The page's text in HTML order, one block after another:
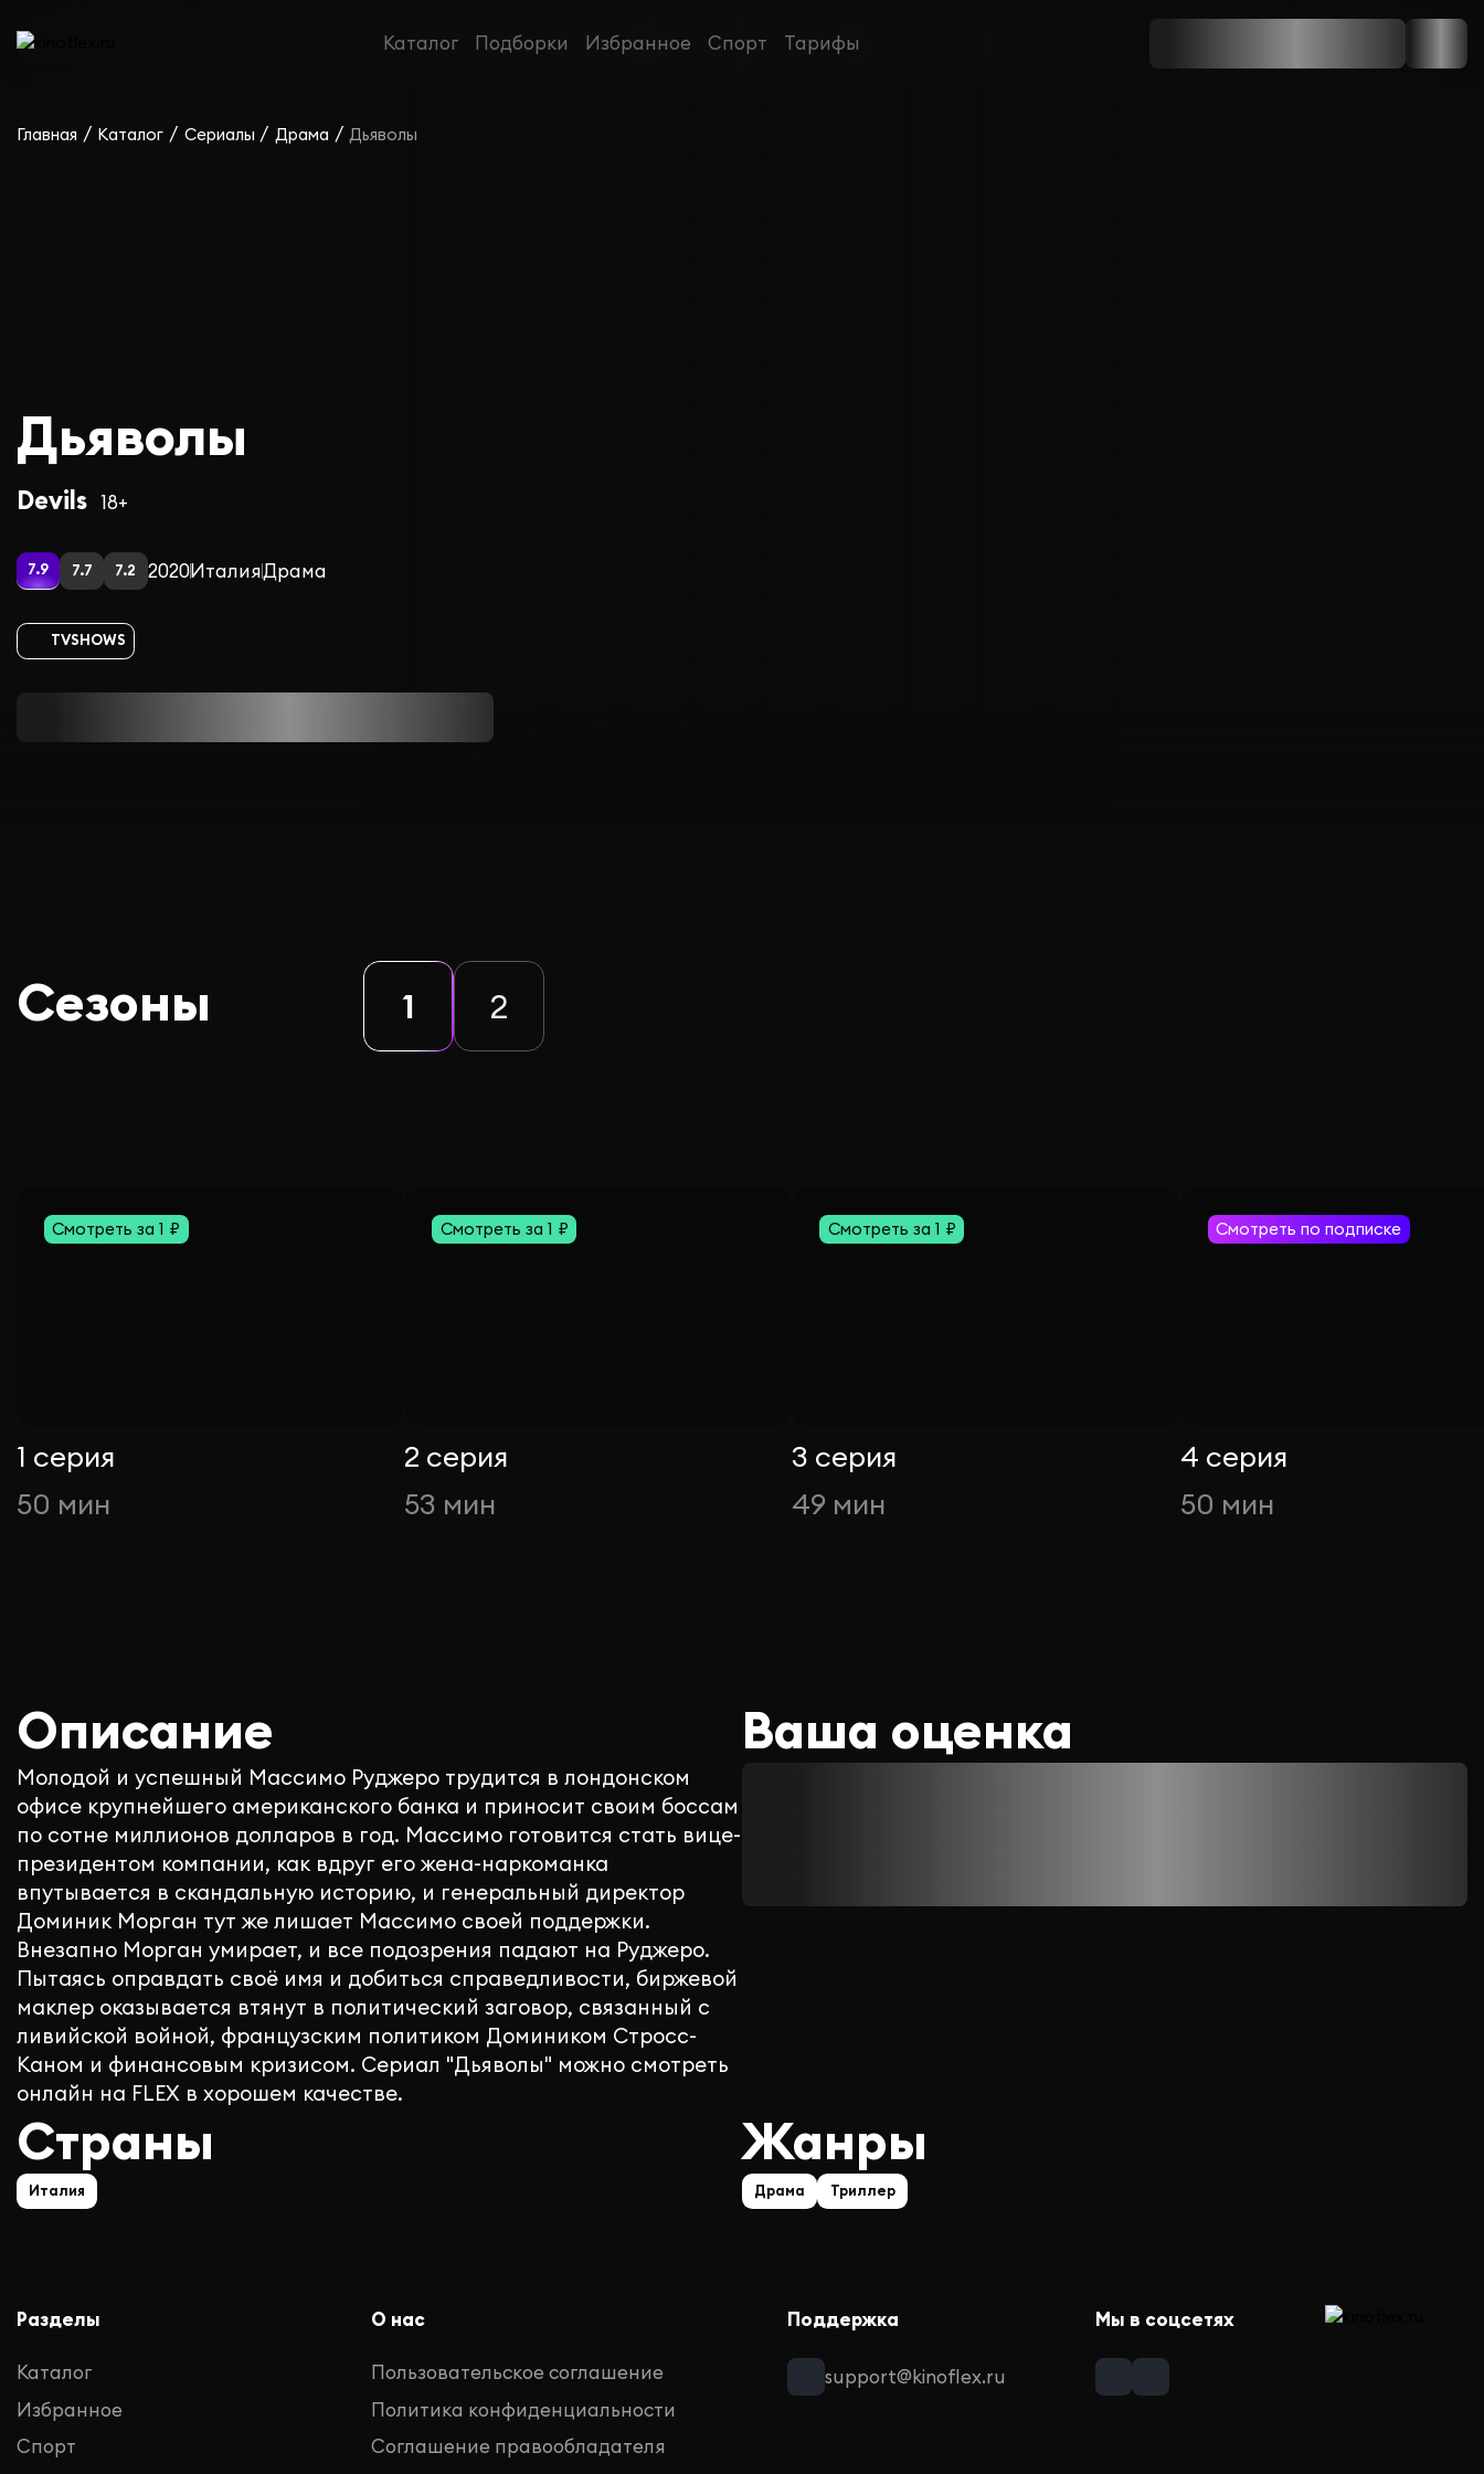
Каталог Подборки Избранное Спорт Тарифы
Главная / Каталог / Сериалы / Драма / Дьяволы
Дьяволы
Devils 18+
7.9 7.7 7.2 2020ИталияДрама
TVSHOWS
Сезоны 1 2
Смотреть за 1 ₽
1 серия
50 мин
Смотреть за 1 ₽
2 серия
53 мин
Смотреть за 1 ₽
3 серия
49 мин
Смотреть по подписке
4 серия
50 мин
Описание
Молодой и успешный Массимо Руджеро трудится в лондонском
офисе крупнейшего американского банка и приносит своим боссам
по сотне миллионов долларов в год. Массимо готовится стать вице-
президентом компании, как вдруг его жена-наркоманка
впутывается в скандальную историю, и генеральный директор
Доминик Морган тут же лишает Массимо своей поддержки.
Внезапно Морган умирает, и все подозрения падают на Руджеро.
Пытаясь оправдать своё имя и добиться справедливости, биржевой
маклер оказывается втянут в политический заговор, связанный с
ливийской войной, французским политиком Домиником Стросс-
Каном и финансовым кризисом. Сериал "Дьяволы" можно смотреть
онлайн на FLEX в хорошем качестве.
Ваша оценка
Страны
Италия
Жанры
Драма Триллер
Разделы
Каталог
Избранное
Спорт
О нас
Пользовательское соглашение
Политика конфиденциальности
Соглашение правообладателя
Поддержка
support@kinoflex.ru
Мы в соцсетях